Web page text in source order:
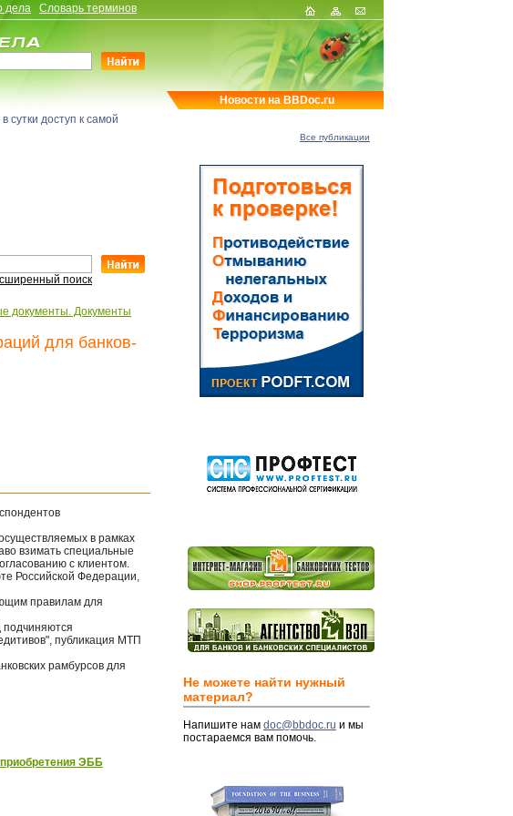
дела
Словарь терминов
доступ к самой
поиск
документы. Документы
для банков-
в рамках
взимать специальные
с клиентом.
Российской Федерации,
правилам для
подчиняются
публикация МТП
рамбурсов для
ЭББ
Новости на BBDoc.ru
Все публикации
Не можете найти нужный
материал?
Напишите нам doc@bbdoc.ru и мы
постараемся вам помочь.